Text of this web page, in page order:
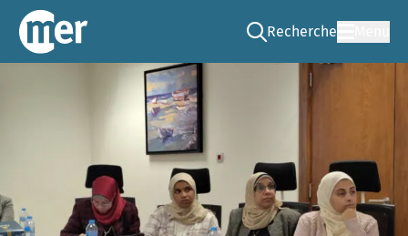
CNEE – FR
Recherche
Go to the search page